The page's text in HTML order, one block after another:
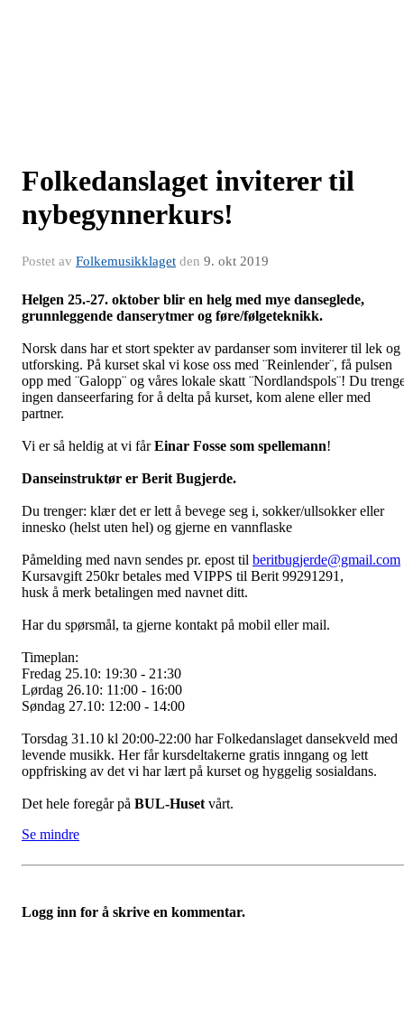
Folkedanslaget inviterer til
nybegynnerkurs!
Postet av Folkemusikklaget den 9. okt 2019
Helgen 25.-27. oktober blir en helg med mye danseglede,
grunnleggende danserytmer og føre/følgeteknikk.
Norsk dans har et stort spekter av pardanser som inviterer til lek og
utforsking. På kurset skal vi kose oss med ¨Reinlender¨, få pulsen
opp med ¨Galopp¨ og våres lokale skatt ¨Nordlandspols¨! Du
ingen danseerfaring for å delta på kurset, kom alene eller med
partner.
Vi er så heldig at vi fårEinar Fosse som spellemann!
Danseinstruktør er Berit Bugjerde.
Du trenger: klær det er lett å bevege seg i, sokker/ullsokker eller
innesko (helst uten hel) og gjerne en vannflaske
Påmelding med navn sendes pr. epost til beritbugjerde@gmail.com
Kursavgift 250kr betales med VIPPS til Berit 99291291,
husk å merk betalingen med navnet ditt.
Har du spørsmål, ta gjerne kontakt på mobil eller mail.
Timeplan:
Fredag 25.10: 19:30 - 21:30
Lørdag 26.10: 11:00 - 16:00
Søndag 27.10: 12:00 - 14:00
Torsdag 31.10 kl 20:00-22:00 har Folkedanslaget dansekveld med
levende musikk. Her får kursdeltakerne gratis inngang og lett
oppfrisking av det vi har lært på kurset og hyggelig sosialdans.
Det hele foregår på BUL-Huset vårt.
Se mindre
Logg inn for å skrive en kommentar.